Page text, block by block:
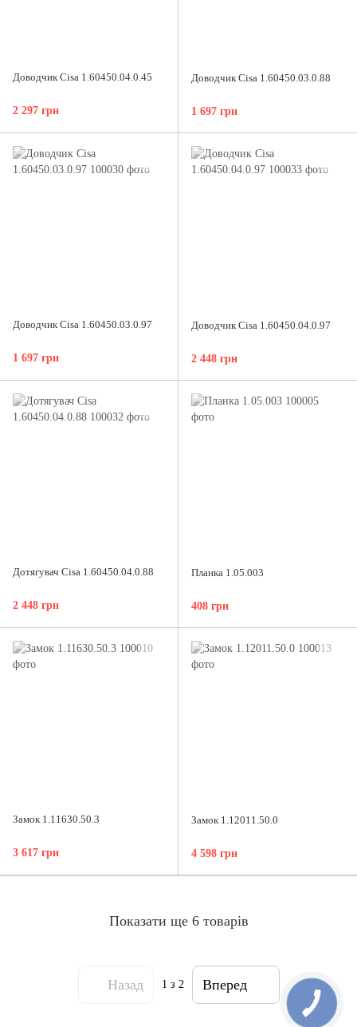
Доводчик Cisa 1.60450.04.0.45
2 297 грн
Доводчик Cisa 1.60450.03.0.88
1 697 грн
Доводчик Cisa 1.60450.03.0.97
1 697 грн
Доводчик Cisa 1.60450.04.0.97
2 448 грн
Дотягувач Cisa 1.60450.04.0.88
2 448 грн
Планка 1.05.003
408 грн
Замок 1.11630.50.3
3 617 грн
Замок 1.12011.50.0
4 598 грн
Показати ще 6 товарів
Назад 1 з 2 Вперед